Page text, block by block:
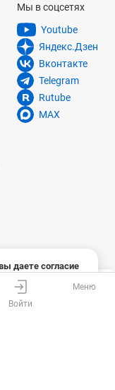
даете согласие
и сбор данных
Мы в соцсетях
Youtube
Яндекс.Дзен
Вконтакте
Telegram
Rutube
MAX
и не является
Статьи 437
уведомления.
Войти
Меню